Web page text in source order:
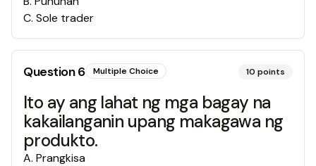
C. Sole trader
Question6 Multiple Choice 10 points
Ito ay ang lahat ng mga bagay na
kakailanganin upang makagawa ng
produkto.
A. Prangkisa